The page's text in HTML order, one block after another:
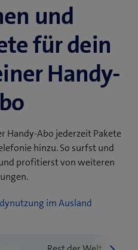
und
für dein
Handy-
Handy-Abo jederzeit Pakete
hinzu. So surfst und
profitierst von weiteren
im Ausland